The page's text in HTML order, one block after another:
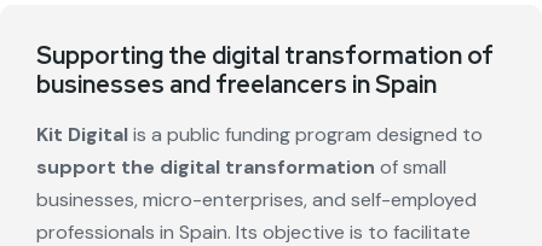
Supporting the digital transformation of
businesses and freelancers in Spain
Kit Digitalis a public funding program designed to
support the digital transformation of small
businesses, micro-enterprises, and self-employed
professionals in Spain. Its objective is to facilitate